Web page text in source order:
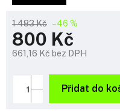
1 483 Kč –46 %
800 Kč
661,16 Kč bez DPH
cena:
Přidat do